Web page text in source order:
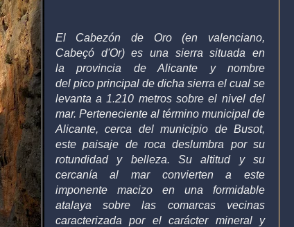
El Cabezón de Oro (en valenciano,
Cabeçó d'Or) es una sierra situada en
laprovincia de Alicante y nombre
del picoprincipal de dicha sierra el cual se
levanta a 1.210 metrossobre el nivel del
mar. Perteneciente al término municipal de
Alicante, cerca del municipio de Busot,
este paisaje de roca deslumbra por su
rotundidad y belleza. Su altitud y su
cercanía al mar convierten a este
imponente macizo en una formidable
atalaya sobre las comarcas vecinas
caracterizada por el carácter mineral y